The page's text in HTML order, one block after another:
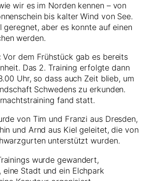
wir es im Norden kennen – von
bis kalter Wind von See.
geregnet, aber es konnte auf einen
werden.
Vor dem Frühstück gab es bereits
Das 2. Training erfolgte dann
Uhr, so dass auch Zeit blieb, um
Schwedens zu erkunden.
fand statt.
von Tim und Franzi aus Dresden,
und Arnd aus Kiel geleitet, die von
unterstützt wurden.
wurde gewandert,
eine Stadt und ein Elchpark